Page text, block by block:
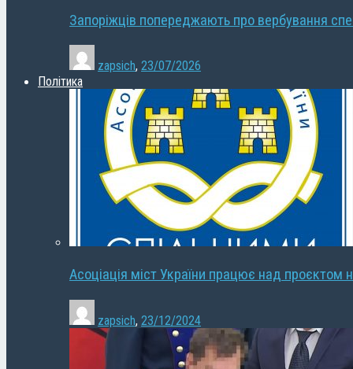
Запоріжців попереджають про вербування
zapsich, 23/07/2026
Політика
Асоціація міст України працює над проєктом
zapsich, 23/12/2024